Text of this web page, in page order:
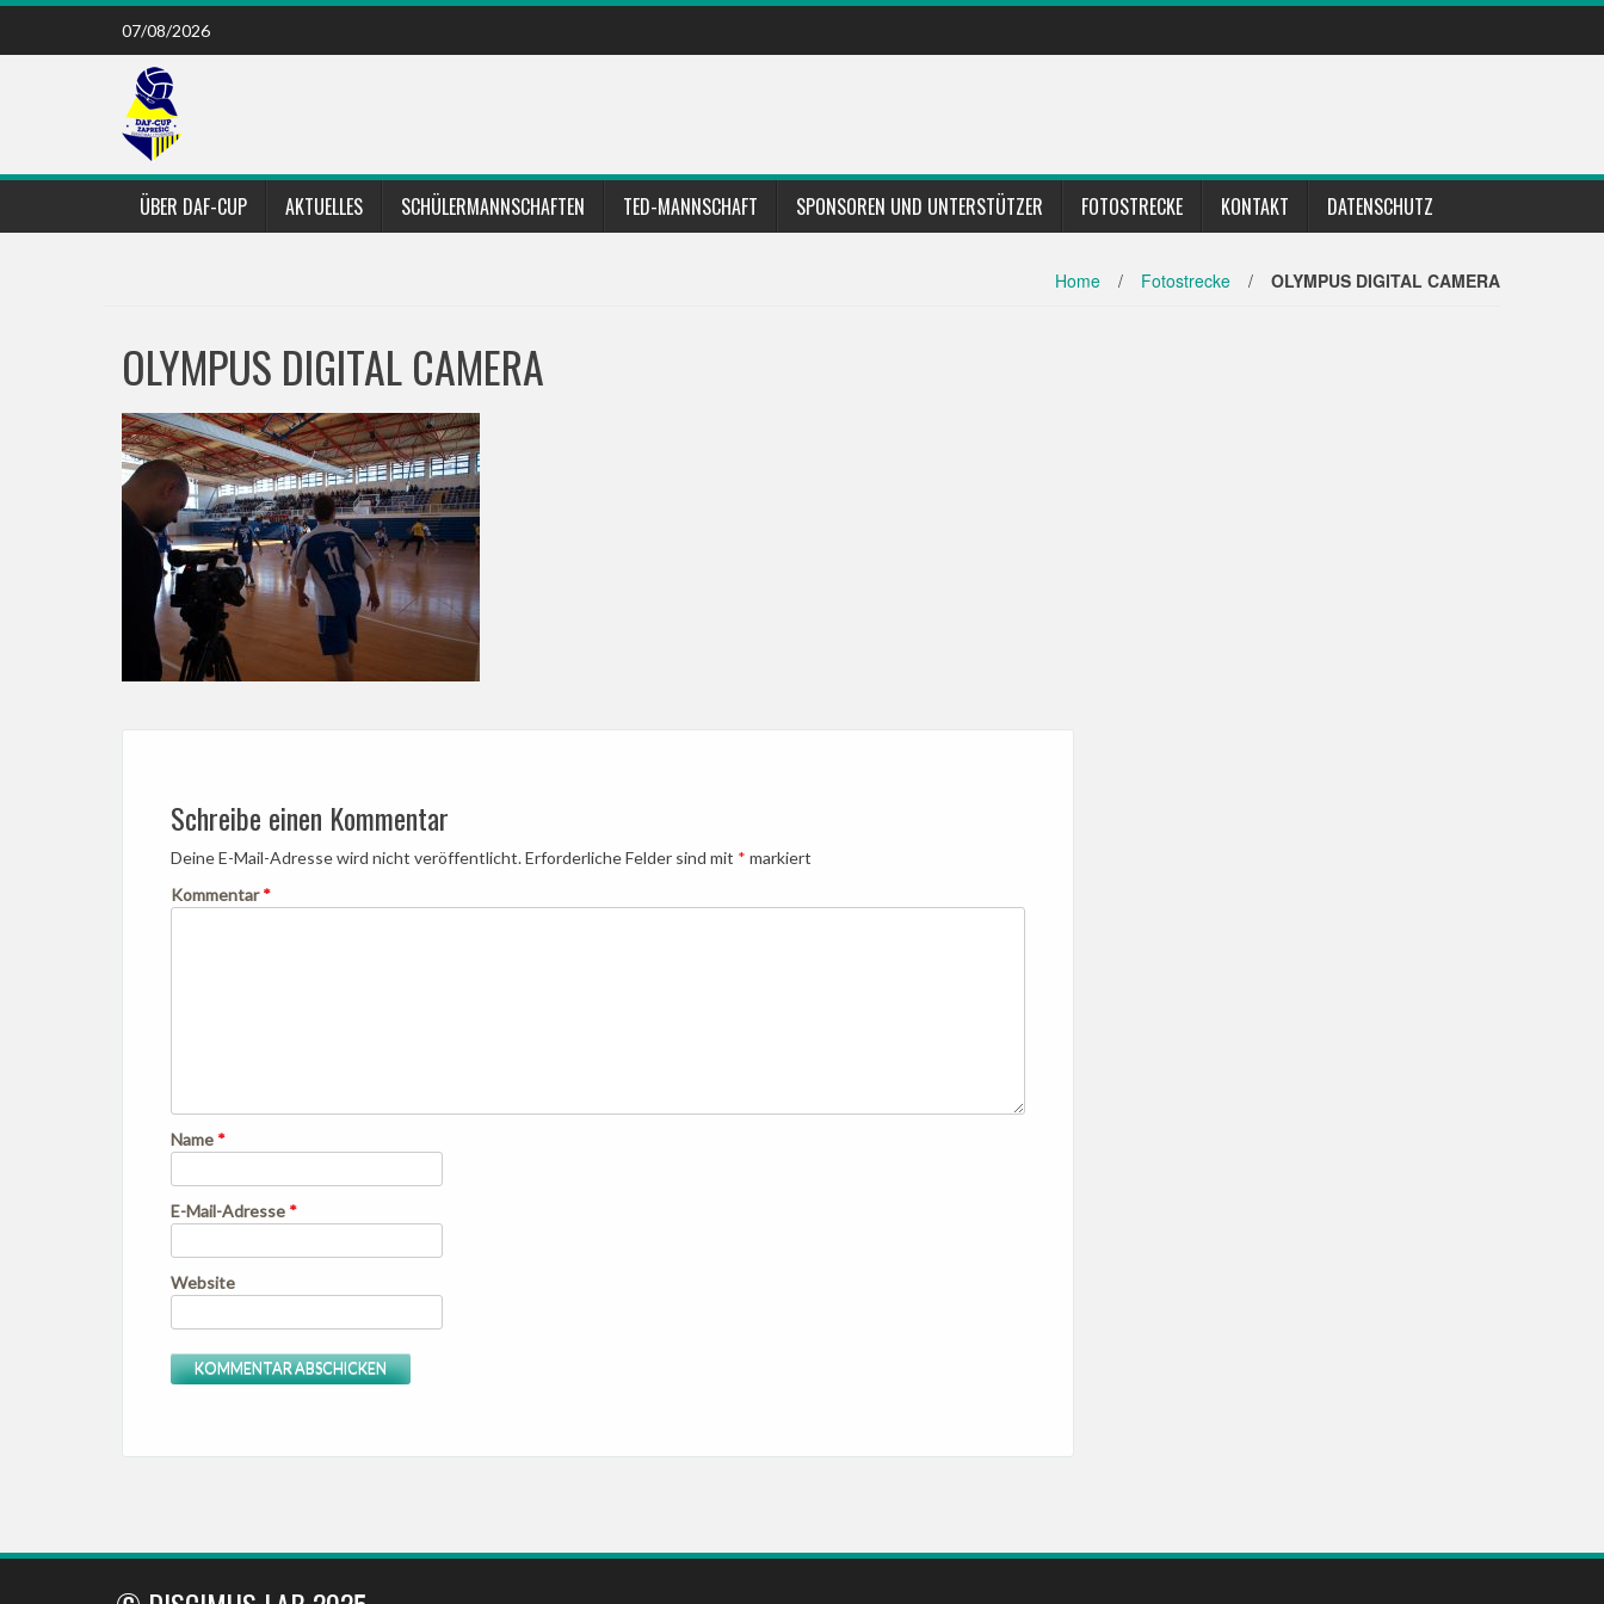
Skip
content
07/08/2026
ÜBER DAF-CUP AKTUELLES SCHÜLERMANNSCHAFTEN TED-MANNSCHAFT SPONSOREN UND UNTERSTÜTZER FOTOSTRECKE KONTAKT DATENSCHUTZ
Home / Fotostrecke / OLYMPUS DIGITAL CAMERA
OLYMPUS DIGITAL CAMERA
Schreibe einen Kommentar
Deine E-Mail-Adresse wird nicht veröffentlicht.Erforderliche Felder sind mit * markiert
Kommentar*
Name *
E-Mail-Adresse *
Website